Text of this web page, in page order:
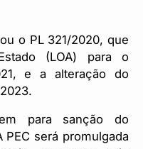
o PL 321/2020, que
(LOA) para o
e a alteração do
para sanção do
será promulgada